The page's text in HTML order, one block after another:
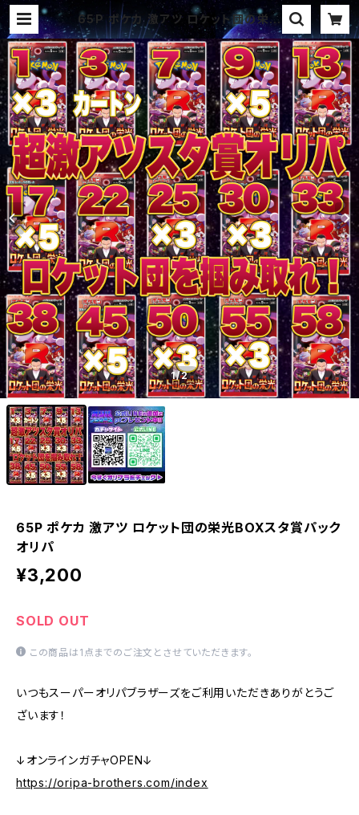
65P ポケカ 激アツ ロケット団の栄光
BOXスタ賞パック オリパ | オリパ ブ
ラザーズ オリパ専門店 (ポケカ、ワ
ンピース、遊戯王、ヴァイス、ドラゴン
ボール)
1/2
65P ポケカ 激アツ ロケット団の栄光BOXスタ賞パック
オリパ
¥3,200
SOLD OUT
この商品は1点までのご注文とさせていただきます。
いつもスーパーオリパブラザーズをご利用いただきありがとうご
ざいます！
↓オンラインガチャOPEN↓
https://oripa-brothers.com/index